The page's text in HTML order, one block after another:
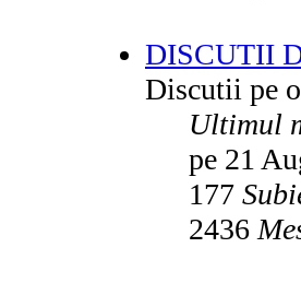
DISCUTII
Discutii pe
Ultimul
pe 21
177
2436